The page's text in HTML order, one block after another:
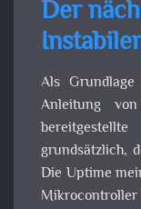
Der
Als
Anleitung von
grundsätzlich,
Die Uptime
Mikrocontroller